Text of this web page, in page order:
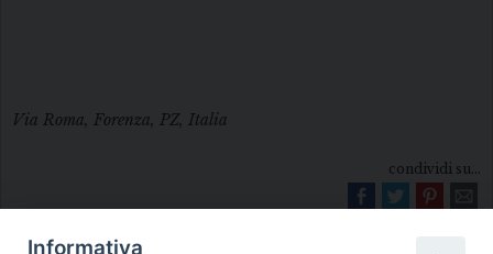
Via Roma, Forenza, PZ, Italia
condividi su...
Informativa